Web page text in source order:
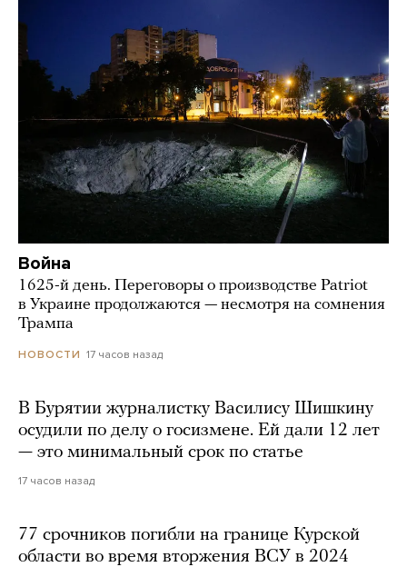
Война
1625-й день. Переговоры о производстве Patriot
в Украине продолжаются — несмотря на сомнения
Трампа
НОВОСТИ 17 часов назад
В Бурятии журналистку Василису Шишкину
осудили по делу о госизмене. Ей дали 12 лет
— это минимальный срок по статье
17 часов назад
77 срочников погибли на границе Курской
области во время вторжения ВСУ в 2024